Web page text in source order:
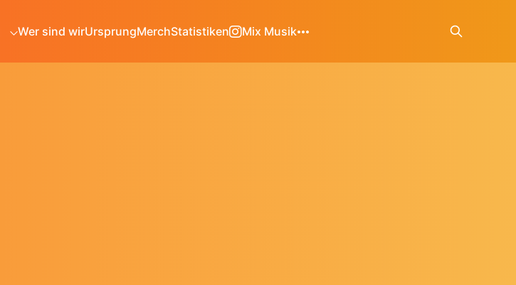
Wer sind wirUrsprungMerchStatistiken Mix Musik